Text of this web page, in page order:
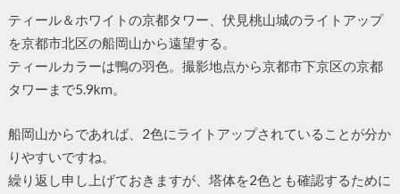
ティール＆ホワイトの京都タワー、伏見桃山城のライトアップ
を京都市北区の船岡山から遠望する。
ティールカラーは鴨の羽色。撮影地点から京都市下京区の京都
タワーまで5.9km。
船岡山からであれば、2色にライトアップされていることが分か
りやすいですね。
繰り返し申し上げておきますが、塔体を2色とも確認するために